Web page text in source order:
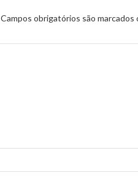
Campos obrigatórios são marcados